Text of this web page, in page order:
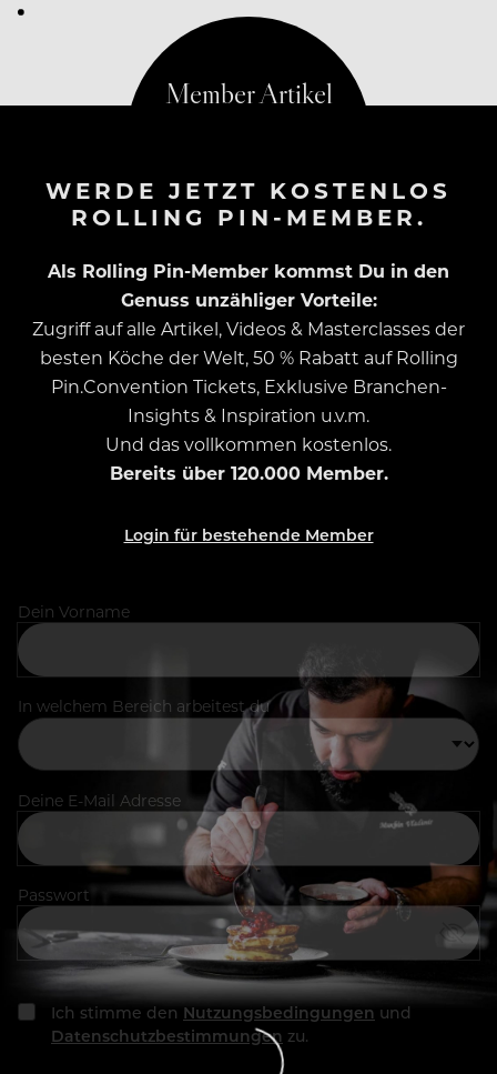
WERDE JETZT KOSTENLOS
ROLLING PIN-MEMBER.
Als Rolling Pin-Member kommst Du in den
Genuss unzähliger Vorteile:
Zugriff auf alle Artikel, Videos & Masterclasses der
besten Köche der Welt, 50 % Rabatt auf Rolling
Pin.Convention Tickets, Exklusive Branchen-
Insights & Inspiration u.v.m.
Und das vollkommen kostenlos.
Bereits über 120.000 Member.
Login für bestehende Member
Dein Vorname
In welchem Bereich arbeitest du
Deine E-Mail Adresse
Passwort
Ich stimme den Nutzungsbedingungen und
Datenschutzbestimmungen zu.